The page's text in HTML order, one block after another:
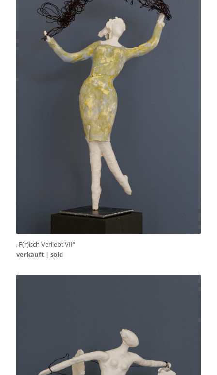
„F(r)isch Verliebt VII“
verkauft | sold